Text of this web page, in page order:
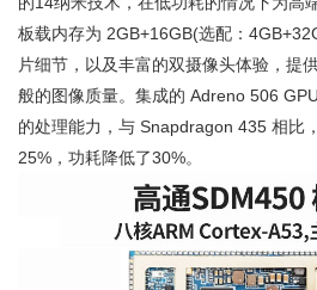
板载内存为 2GB+16GB(选配：
片细节，以及丰富的双摄像头体验，提
般的图像质量。集成的 Adreno 506
的处理能力，与 Snapdragon 435 相比
25%，功耗降低了30%。